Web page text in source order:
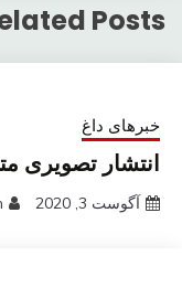
Posts
خبرهای داغ
انتشار تصویری
آگوست 3, 2020